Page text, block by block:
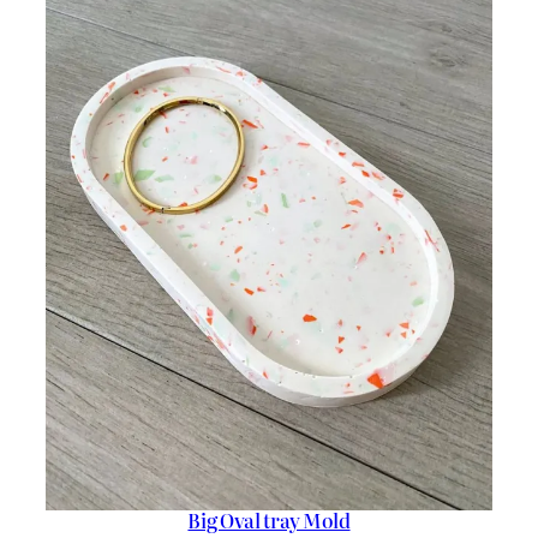
Big Oval tray Mold